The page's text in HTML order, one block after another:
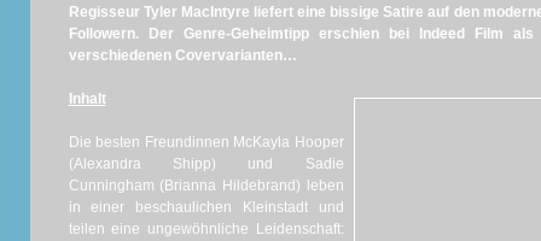
Regisseur Tyler MacIntyre liefert eine bissige Satire auf den
Followern. Der Genre-Geheimtipp erschien bei Indeed Film
verschiedenen Covervarianten…
Inhalt
Die besten Freundinnen McKayla Hooper
(Alexandra Shipp) und Sadie
Cunningham (Brianna Hildebrand) leben
in einer beschaulichen Kleinstadt und
teilen eine ungewöhnliche Leidenschaft: